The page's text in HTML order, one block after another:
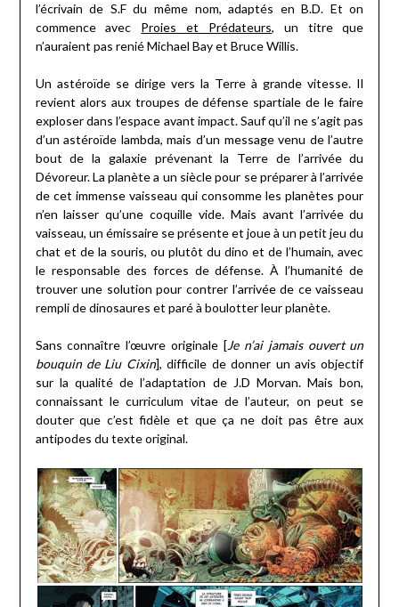
l’écrivain de S.F du même nom, adaptés en B.D. Et on
commence avec Proies et Prédateurs, un titre que
n’auraient pas renié Michael Bay et Bruce Willis.
Un astéroïde se dirige vers la Terre à grande vitesse. Il
revient alors aux troupes de défense spartiale de le faire
exploser dans l’espace avant impact. Sauf qu’il ne s’agit pas
d’un astéroïde lambda, mais d’un message venu de l’autre
bout de la galaxie prévenant la Terre de l’arrivée du
Dévoreur. La planète a un siècle pour se préparer à l’arrivée
de cet immense vaisseau qui consomme les planètes pour
n’en laisser qu’une coquille vide. Mais avant l’arrivée du
vaisseau, un émissaire se présente et joue à un petit jeu du
chat et de la souris, ou plutôt du dino et de l’humain, avec
le responsable des forces de défense. À l’humanité de
trouver une solution pour contrer l’arrivée de ce vaisseau
rempli de dinosaures et paré à boulotter leur planète.
Sans connaître l’œuvre originale [Je n’ai jamais ouvert un
bouquin de Liu Cixin], difficile de donner un avis objectif
sur la qualité de l’adaptation de J.D Morvan. Mais bon,
connaissant le curriculum vitae de l’auteur, on peut se
douter que c’est fidèle et que ça ne doit pas être aux
antipodes du texte original.